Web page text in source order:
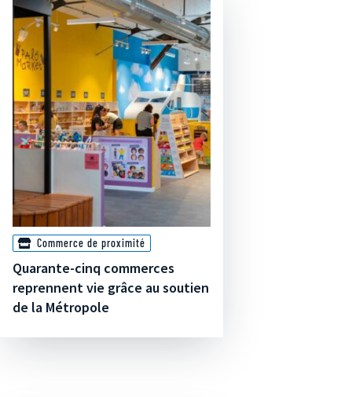
Commerce de proximité
Quarante-cinq commerces
reprennent vie grâce au soutien
de la Métropole